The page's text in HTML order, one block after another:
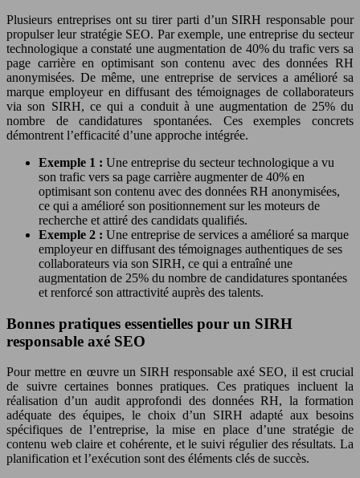
Plusieurs entreprises ont su tirer parti d’un SIRH responsable pour
propulser leur stratégie SEO. Par exemple, une entreprise du secteur
technologique a constaté une augmentation de 40% du trafic vers sa
page carrière en optimisant son contenu avec des données RH
anonymisées. De même, une entreprise de services a amélioré sa
marque employeur en diffusant des témoignages de collaborateurs
via son SIRH, ce qui a conduit à une augmentation de 25% du
nombre de candidatures spontanées. Ces exemples concrets
démontrent l’efficacité d’une approche intégrée.
Exemple 1 : Une entreprise du secteur technologique a vu
son trafic vers sa page carrière augmenter de 40% en
optimisant son contenu avec des données RH anonymisées,
ce qui a amélioré son positionnement sur les moteurs de
recherche et attiré des candidats qualifiés.
Exemple 2 : Une entreprise de services a amélioré sa marque
employeur en diffusant des témoignages authentiques de ses
collaborateurs via son SIRH, ce qui a entraîné une
augmentation de 25% du nombre de candidatures spontanées
et renforcé son attractivité auprès des talents.
Bonnes pratiques essentielles pour un SIRH
responsable axé SEO
Pour mettre en œuvre un SIRH responsable axé SEO, il est crucial
de suivre certaines bonnes pratiques. Ces pratiques incluent la
réalisation d’un audit approfondi des données RH, la formation
adéquate des équipes, le choix d’un SIRH adapté aux besoins
spécifiques de l’entreprise, la mise en place d’une stratégie de
contenu web claire et cohérente, et le suivi régulier des résultats. La
planification et l’exécution sont des éléments clés de succès.